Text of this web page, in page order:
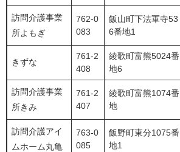
訪問介護事業
所よもぎ
762-0
083
飯山町下法軍寺53
6番地1
きずな
761-2
408
綾歌町富熊5024番
地6
訪問介護事業
所きみ
761-2
407
綾歌町富熊1074番
地
訪問介護アイ
ムホーム丸亀
763-0
085
飯野町東分1075番
地1